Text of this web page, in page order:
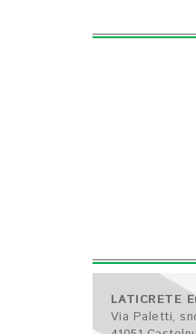
LATICRETE
Via Paletti,